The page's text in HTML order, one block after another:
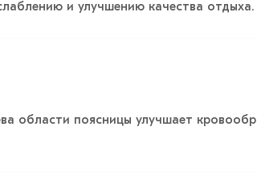
и улучшению качества отдыха.
области поясницы улучшает